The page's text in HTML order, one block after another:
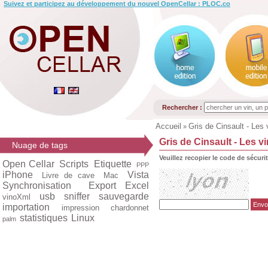
Suivez et participez au développement du nouvel OpenCellar : PLOC.co
Rechercher :
Accueil » Gris de Cinsault - Les
Nuage de tags
Open Cellar Scripts Etiquette PPP
iPhone Livre de cave Mac
Vista
Synchronisation
Export Excel
vinoXml usb sniffer
sauvegarde
importation
impression chardonnet
palm statistiques Linux
Gris de Cinsault - Les
Veuillez recopier le code de